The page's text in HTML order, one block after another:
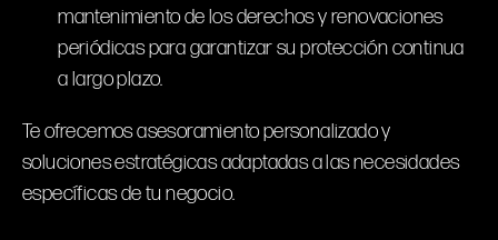
mantenimiento de los derechos y renovaciones
periódicas para garantizar su protección continua
a largo plazo.
Te ofrecemos asesoramiento personalizado y
soluciones estratégicas adaptadas a las necesidades
específicas de tu negocio.